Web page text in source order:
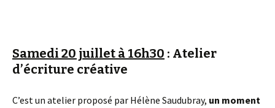
Samedi 20 juillet à 16h30 : Atelier
d’écriture créative
C’est un atelier proposé par Hélène Saudubray, un moment